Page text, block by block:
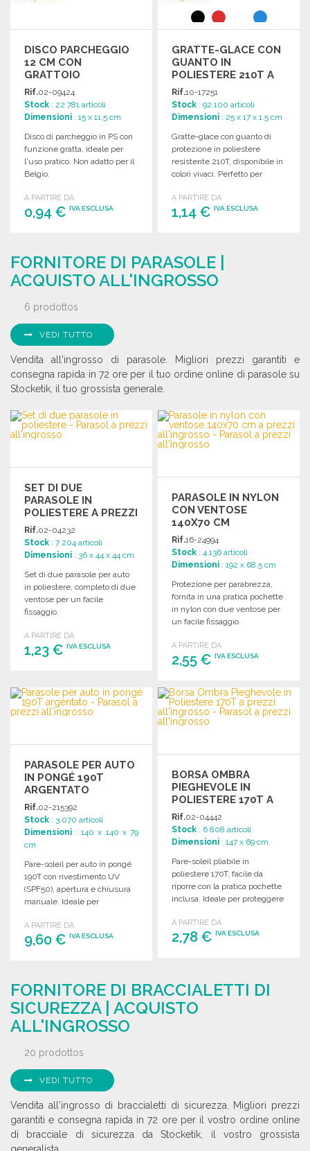
DISCO PARCHEGGIO
12 CM CON
GRATTOIO
Rif.02-09424
Stock : 22 781 articoli
Dimensioni : 15 x 11.5 cm
Disco di parcheggio in PS con
funzione gratta, ideale per
l'uso pratico. Non adatto per il
Belgio.
A PARTIRE DA
0,94 € IVA ESCLUSA
Richiedi un preventivo
GRATTE-GLACE CON
GUANTO IN
POLIESTERE 210T A
PREZZI
ALL'INGROSSO
Rif.10-17251
Stock : 92 100 articoli
Dimensioni : 25 x 17 x 1.5 cm
Gratte-glace con guanto di
protezione in poliestere
resistente 210T, disponibile in
colori vivaci. Perfetto per
A PARTIRE DA
1,14 €IVA ESCLUSA
Richiedi un preventivo
FORNITORE DI PARASOLE |
ACQUISTO ALL'INGROSSO
6 prodottos
VEDI TUTTO
Vendita all'ingrosso di parasole. Migliori prezzi garantiti e
consegna rapida in 72 ore per il tuo ordine online di parasole su
Stocketik, il tuo grossista generale.
SET DI DUE
PARASOLE IN
POLIESTERE A PREZZI
ALL'INGROSSO
Rif.02-04232
Stock : 7 204 articoli
Dimensioni : 36 x 44 x 44 cm
Set di due parasole per auto
in poliestere, completo di due
ventose per un facile
fissaggio.
A PARTIRE DA
1,23 € IVA ESCLUSA
Richiedi un preventivo
PARASOLE IN NYLON
CON VENTOSE
140X70 CM
Rif.16-24994
Stock : 4 136 articoli
Dimensioni : 192 x 68.5 cm
Protezione per parabrezza,
fornita in una pratica pochette
in nylon con due ventose per
un facile fissaggio.
A PARTIRE DA
2,55 €IVA ESCLUSA
ORDINARE
Richiedi un preventivo
PARASOLE PER AUTO
IN PONGÉ 190T
ARGENTATO
Rif.02-215392
Stock : 3 070 articoli
Dimensioni : 140 x 140 x 79
cm
Pare-soleil per auto in pongé
190T con rivestimento UV
(SPF50), apertura e chiusura
manuale. Ideale per
A PARTIRE DA
9,60 € IVA ESCLUSA
Richiedi un preventivo
BORSA OMBRA
PIEGHEVOLE IN
POLIESTERE 170T A
PREZZI
ALL'INGROSSO
Rif.02-04442
Stock : 6 808 articoli
Dimensioni : 147 x 69 cm
Pare-soleil pliabile in
poliestere 170T, facile da
riporre con la pratica pochette
inclusa. Ideale per proteggere
A PARTIRE DA
2,78 €IVA ESCLUSA
Richiedi un preventivo
FORNITORE DI BRACCIALETTI DI
SICUREZZA | ACQUISTO
ALL'INGROSSO
20 prodottos
VEDI TUTTO
Vendita all'ingrosso di braccialetti di sicurezza. Migliori prezzi
garantiti e consegna rapida in 72 ore per il vostro ordine online
di bracciale di sicurezza da Stocketik, il vostro grossista